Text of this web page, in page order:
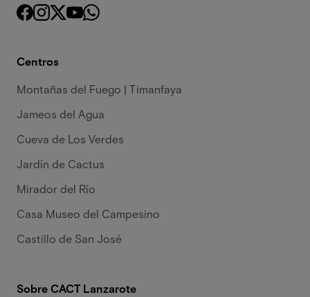
Centros
Montañas del Fuego | Timanfaya
Jameos del Agua
Cueva de Los Verdes
Jardín de Cactus
Mirador del Río
Casa Museo del Campesino
Castillo de San José
Sobre CACT Lanzarote